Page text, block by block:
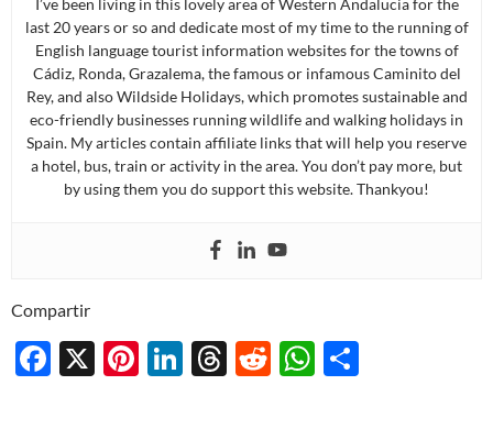
I’ve been living in this lovely area of Western Andalucia for the
last 20 years or so and dedicate most of my time to the running of
English language tourist information websites for the towns of
Cádiz, Ronda, Grazalema, the famous or infamous Caminito del
Rey, and also Wildside Holidays, which promotes sustainable and
eco-friendly businesses running wildlife and walking holidays in
Spain. My articles contain affiliate links that will help you reserve
a hotel, bus, train or activity in the area. You don’t pay more, but
by using them you do support this website. Thankyou!
Compartir
F
X
Pi Li
T
R
W